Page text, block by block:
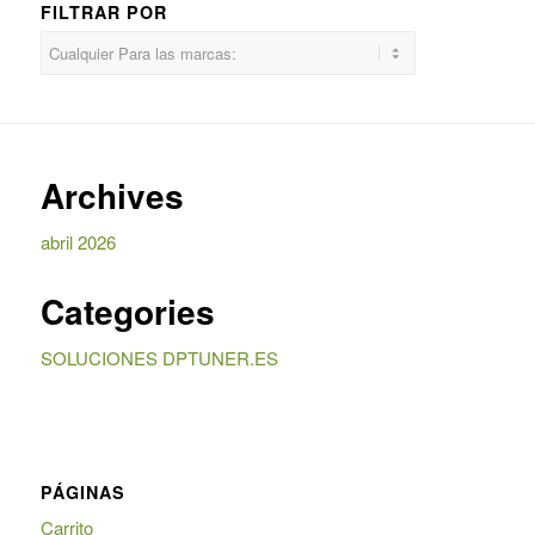
FILTRAR POR
Archives
abril 2026
Categories
SOLUCIONES DPTUNER.ES
PÁGINAS
Carrito